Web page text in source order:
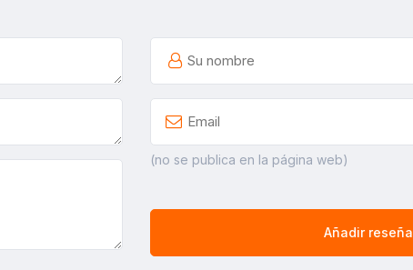
(no se publica en la página web)
Añadir reseña